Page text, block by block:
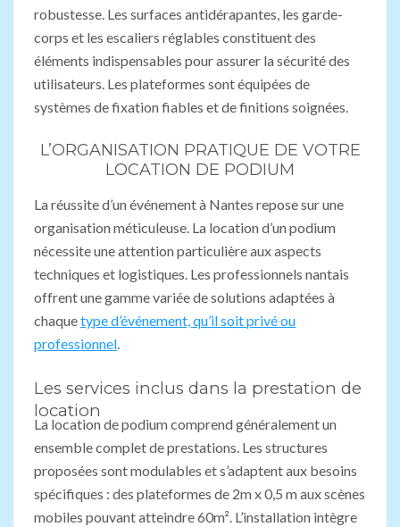
robustesse. Les surfaces antidérapantes, les garde-
corps et les escaliers réglables constituent des
éléments indispensables pour assurer la sécurité des
utilisateurs. Les plateformes sont équipées de
systèmes de fixation fiables et de finitions soignées.
L’ORGANISATION PRATIQUE DE VOTRE
LOCATION DE PODIUM
La réussite d’un événement à Nantes repose sur une
organisation méticuleuse. La location d’un podium
nécessite une attention particulière aux aspects
techniques et logistiques. Les professionnels nantais
offrent une gamme variée de solutions adaptées à
chaquetype d’événement, qu’il soit privé ou
professionnel
Les services inclus dans la prestation de
location
La location de podium comprend généralement un
ensemble complet de prestations. Les structures
proposées sont modulables et s’adaptent aux besoins
spécifiques : des plateformes de 2m x 0,5 m aux scènes
mobiles pouvant atteindre 60m². L’installation intègre